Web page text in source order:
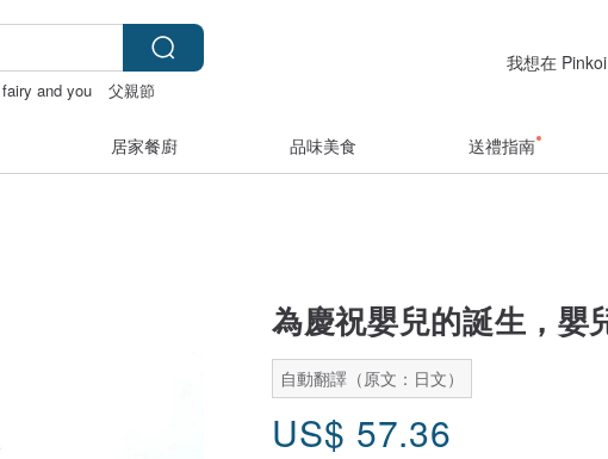
fairy and you 父親節
我想在
居家餐廚 品味美食 送禮指南
為慶祝嬰兒的誕生，嬰
自動翻譯（原文：日文）
US$ 57.36